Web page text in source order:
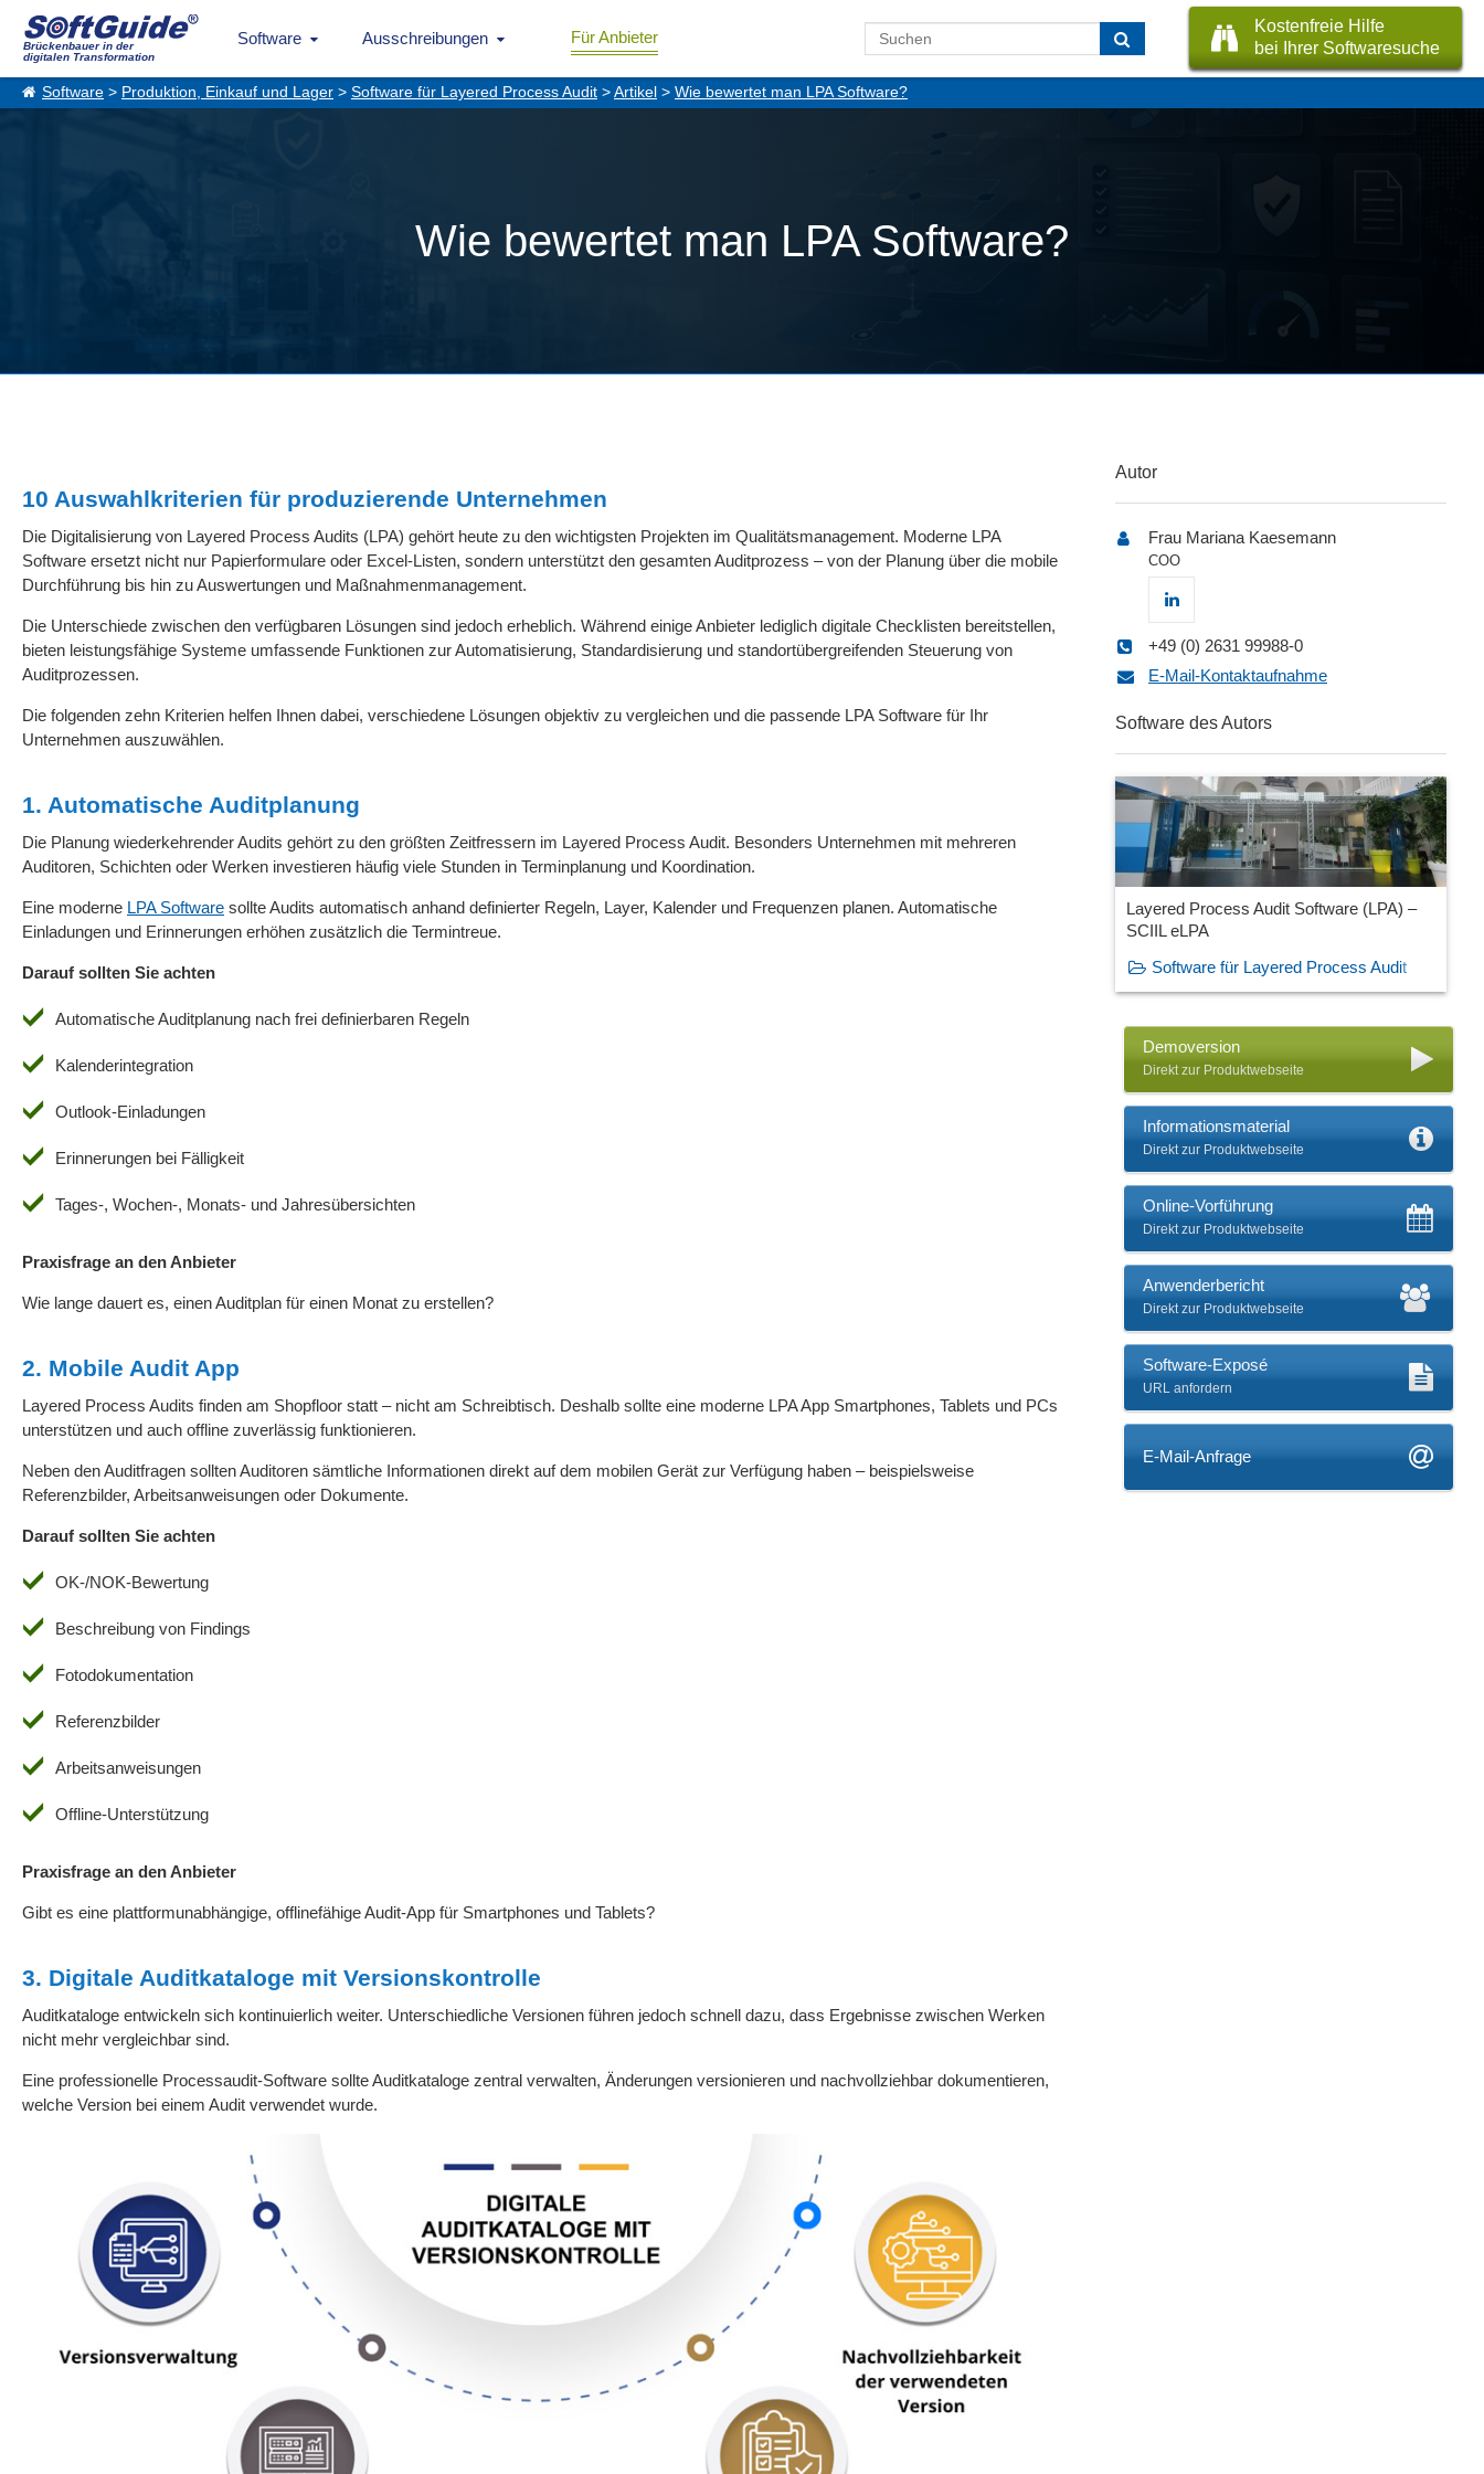
Brückenbauer in der
digitalen Transformation
Software Ausschreibungen Für Anbieter
Kostenfreie Hilfe
bei Ihrer Softwaresuche
Software > Produktion, Einkauf und Lager > Software für Layered Process Audit > Artikel > Wie bewertet man LPA Software?
Wie bewertet man LPA Software?
10 Auswahlkriterien für produzierende Unternehmen
Die Digitalisierung von Layered Process Audits (LPA) gehört heute zu den wichtigsten Projekten im Qualitätsmanagement. Moderne LPA
Software ersetzt nicht nur Papierformulare oder Excel-Listen, sondern unterstützt den gesamten Auditprozess – von der Planung über die mobile
Durchführung bis hin zu Auswertungen und Maßnahmenmanagement.
Die Unterschiede zwischen den verfügbaren Lösungen sind jedoch erheblich. Während einige Anbieter lediglich digitale Checklisten bereitstellen,
bieten leistungsfähige Systeme umfassende Funktionen zur Automatisierung, Standardisierung und standortübergreifenden Steuerung von
Auditprozessen.
Die folgenden zehn Kriterien helfen Ihnen dabei, verschiedene Lösungen objektiv zu vergleichen und die passende LPA Software für Ihr
Unternehmen auszuwählen.
1. Automatische Auditplanung
Die Planung wiederkehrender Audits gehört zu den größten Zeitfressern im Layered Process Audit. Besonders Unternehmen mit mehreren
Auditoren, Schichten oder Werken investieren häufig viele Stunden in Terminplanung und Koordination.
Eine moderne LPA Software sollte Audits automatisch anhand definierter Regeln, Layer, Kalender und Frequenzen planen. Automatische
Einladungen und Erinnerungen erhöhen zusätzlich die Termintreue.
Darauf sollten Sie achten
Automatische Auditplanung nach frei definierbaren Regeln
Kalenderintegration
Outlook-Einladungen
Erinnerungen bei Fälligkeit
Tages-, Wochen-, Monats- und Jahresübersichten
Praxisfrage an den Anbieter
Wie lange dauert es, einen Auditplan für einen Monat zu erstellen?
2. Mobile Audit App
Layered Process Audits finden am Shopfloor statt – nicht am Schreibtisch. Deshalb sollte eine moderne LPA App Smartphones, Tablets und PCs
unterstützen und auch offline zuverlässig funktionieren.
Neben den Auditfragen sollten Auditoren sämtliche Informationen direkt auf dem mobilen Gerät zur Verfügung haben – beispielsweise
Referenzbilder, Arbeitsanweisungen oder Dokumente.
Darauf sollten Sie achten
OK-/NOK-Bewertung
Beschreibung von Findings
Fotodokumentation
Referenzbilder
Arbeitsanweisungen
Offline-Unterstützung
Praxisfrage an den Anbieter
Gibt es eine plattformunabhängige, offlinefähige Audit-App für Smartphones und Tablets?
3. Digitale Auditkataloge mit Versionskontrolle
Auditkataloge entwickeln sich kontinuierlich weiter. Unterschiedliche Versionen führen jedoch schnell dazu, dass Ergebnisse zwischen Werken
nicht mehr vergleichbar sind.
Eine professionelle Processaudit-Software sollte Auditkataloge zentral verwalten, Änderungen versionieren und nachvollziehbar dokumentieren,
welche Version bei einem Audit verwendet wurde.
Autor
Frau Mariana Kaesemann
COO
+49 (0) 2631 99988-0
E-Mail-Kontaktaufnahme
Software des Autors
Layered Process Audit Software (LPA) –
SCIIL eLPA
Software für Layered Process Audit
Demoversion
Direkt zur Produktwebseite
Informationsmaterial
Direkt zur Produktwebseite
Online-Vorführung
Direkt zur Produktwebseite
Anwenderbericht
Direkt zur Produktwebseite
Software-Exposé
URL anfordern
E-Mail-Anfrage